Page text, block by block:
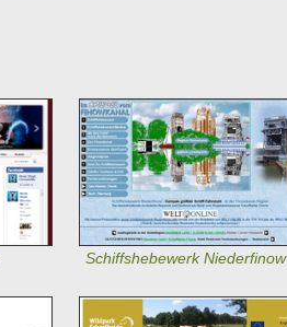
Schiffshebewerk Niederfinow